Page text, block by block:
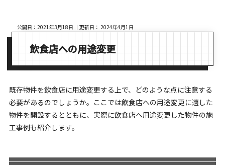
公開日：2021年3月18日 ｜更新日：2024年4月1日
飲食店への用途変更
既存物件を飲食店に用途変更する上で、どのような点に注意する
必要があるのでしょうか。ここでは飲食店への用途変更に適した
物件を開設するとともに、実際に飲食店へ用途変更した物件の施
工事例も紹介します。